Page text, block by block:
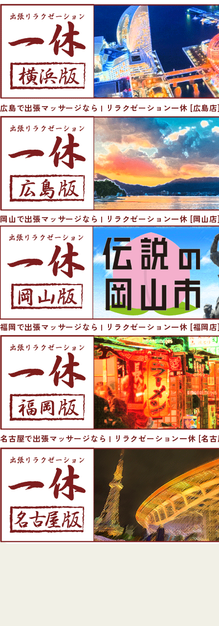
広島で出張マッサージなら | リラクゼーション一休 [広島
岡山で出張マッサージなら | リラクゼーション一休 [岡山
福岡で出張マッサージなら | リラクゼーション一休 [福岡
名古屋で出張マッサージなら | リラクゼーション一休 [名